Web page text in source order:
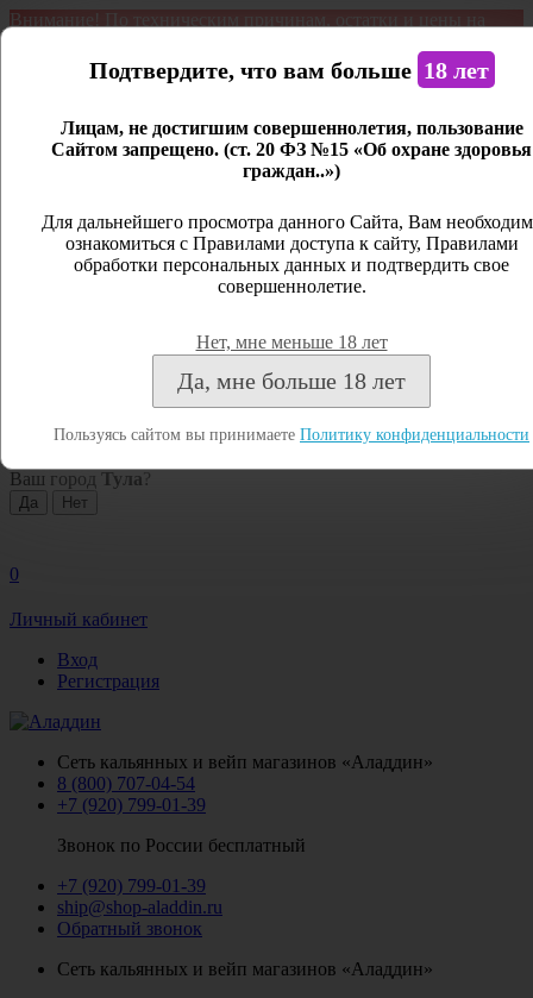
Внимание! По техническим причинам, остатки и цены на
является демонстрационным. Дистанционная продажа не
Открыть сайдбар
Личный кабинет
Закрыть
Посмотреть все результаты
Ваш город Тула ?
0
Личный кабинет
Вход
Регистрация
Сеть кальянных и вейп магазинов «Аладдин»
8 (800) 707-04-54
+7 (920) 799-01-39
Звонок по России бесплатный
+7 (920) 799-01-39
ship@shop-aladdin.ru
Обратный звонок
Сеть кальянных и вейп магазинов «Аладдин»
Подтвердите, что вам больше 18 лет
Лицам, не достигшим совершеннолетия, пользование
Сайтом запрещено. (ст. 20 ФЗ №15 «Об охране здоровья
граждан..»)
Для дальнейшего просмотра данного Сайта, Вам
ознакомиться с Правилами доступа к сайту, Правилами
обработки персональных данных и подтвердить свое
совершеннолетие.
Нет, мне меньше 18 лет
Да, мне больше 18 лет
Пользуясь сайтом вы принимаете Политику конфиденциальности